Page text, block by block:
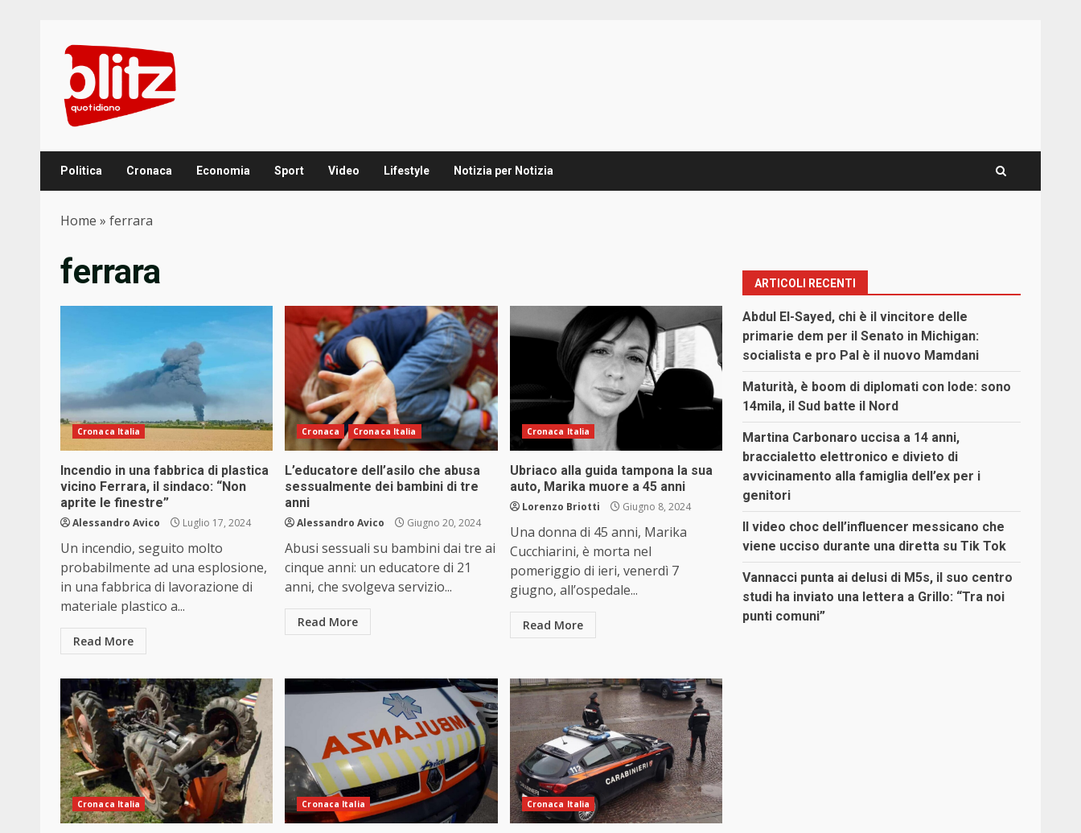
content
Politica Cronaca Economia Sport Video Lifestyle Notizia per Notizia
Home » ferrara
ferrara
Cronaca Italia
Incendio in una fabbrica di plastica
vicino Ferrara, il sindaco: “Non
aprite le finestre”
Alessandro Avico Luglio 17, 2024
Un incendio, seguito molto
probabilmente ad una esplosione,
in una fabbrica di lavorazione di
materiale plastico a...
Read More
Cronaca Cronaca Italia
L’educatore dell’asilo che abusa
sessualmente dei bambini di tre
anni
Alessandro Avico Giugno 20, 2024
Abusi sessuali su bambini dai tre ai
cinque anni: un educatore di 21
anni, che svolgeva servizio...
Read More
Cronaca Italia
Ubriaco alla guida tampona la sua
auto, Marika muore a 45 anni
Lorenzo Briotti Giugno 8, 2024
Una donna di 45 anni, Marika
Cucchiarini, è morta nel
pomeriggio di ieri, venerdì 7
giugno, all’ospedale...
Read More
Cronaca Italia Cronaca Italia Cronaca Italia
ARTICOLI RECENTI
Abdul El-Sayed, chi è il vincitore delle
primarie dem per il Senato in Michigan:
socialista e pro Pal è il nuovo Mamdani
Maturità, è boom di diplomati con lode: sono
14mila, il Sud batte il Nord
Martina Carbonaro uccisa a 14 anni,
braccialetto elettronico e divieto di
avvicinamento alla famiglia dell’ex per i
genitori
Il video choc dell’influencer messicano che
viene ucciso durante una diretta su Tik Tok
Vannacci punta ai delusi di M5s, il suo centro
studi ha inviato una lettera a Grillo: “Tra noi
punti comuni”